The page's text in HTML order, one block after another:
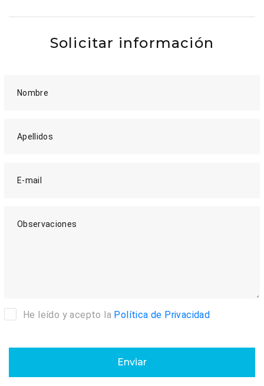
Solicitar información
Nombre
Apellidos
E-mail
Observaciones
He leído y acepto la Política de Privacidad
Enviar